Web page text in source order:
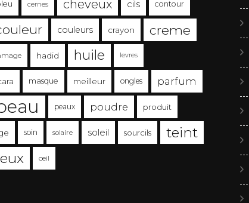
cernes cheveux cils contour
couleurs crayon creme
hadid huile levres
masque meilleur ongles parfum
peaux poudre produit
soin solaire soleil sourcils teint
œil